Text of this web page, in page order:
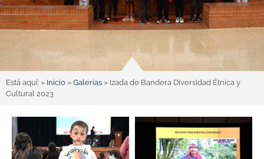
Está aquí: » Inicio » Galerias » Izada de Bandera Diversidad Étnica y
Cultural 2023